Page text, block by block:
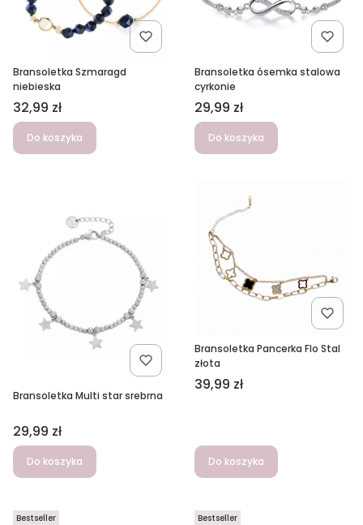
Bransoletka Szmaragd
niebieska
Cena
32,99 zł
Do koszyka
Bransoletka ósemka stalowa
cyrkonie
Cena
29,99 zł
Do koszyka
Bransoletka Multi star srebrna
Cena
29,99 zł
Do koszyka
Bransoletka Pancerka Flo Stal
złota
Cena
39,99 zł
Do koszyka
Bestseller Bestseller